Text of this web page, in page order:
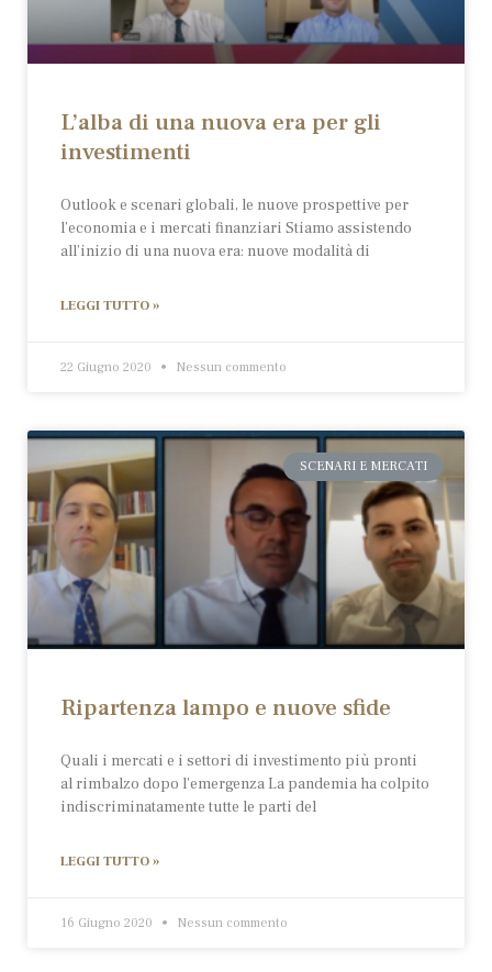
L’alba di una nuova era per gli
investimenti
Outlook e scenari globali, le nuove prospettive per
l’economia e i mercati finanziari Stiamo assistendo
all’inizio di una nuova era: nuove modalità di
LEGGI TUTTO »
22 Giugno 2020 Nessun commento
SCENARI E MERCATI
Ripartenza lampo e nuove sfide
Quali i mercati e i settori di investimento più pronti
al rimbalzo dopo l’emergenza La pandemia ha colpito
indiscriminatamente tutte le parti del
LEGGI TUTTO »
16 Giugno 2020 Nessun commento